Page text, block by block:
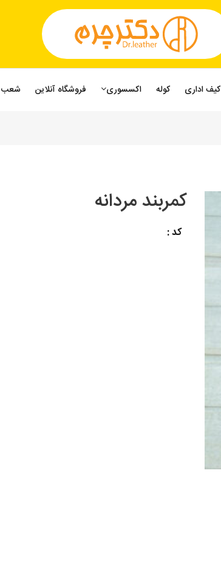
کیف اداری کوله اکسسوری فروشگاه آنلاین شعب
کمربند مردانه
کد :